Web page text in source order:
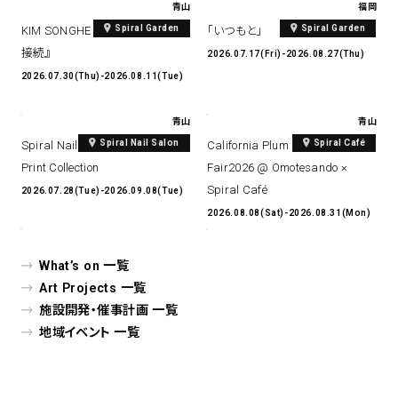
青山
Spiral Garden
KIM SONGHE EXHIBITION 『愛と
接続』
2026.07.30(Thu)-2026.08.11(Tue)
福岡
Spiral Garden
「いつもと」
2026.07.17(Fri)-2026.08.27(Thu)
青山
Spiral Nail Salon
Spiral Nail Salon Art #14 Spiral
Print Collection
2026.07.28(Tue)-2026.09.08(Tue)
青山
Spiral Café
California Plum & Nectarine
Fair2026 @ Omotesando ×
Spiral Café
2026.08.08(Sat)-2026.08.31(Mon)
What’s on 一覧
Art Projects 一覧
施設開発・催事計画 一覧
地域イベント 一覧